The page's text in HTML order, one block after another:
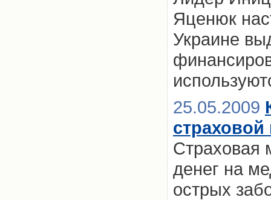
Яценюк
Украине
25.05.2009
Страховая
денег на
острых